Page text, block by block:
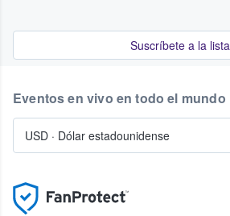
Suscríbete a la lista
Eventos en vivo en todo el mundo
USD · Dólar estadounidense